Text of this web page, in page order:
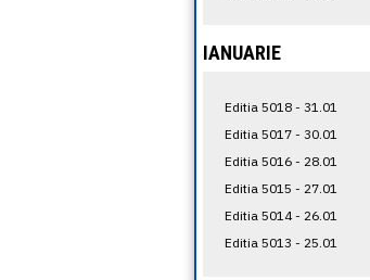
IANUARIE
Editia 5018 - 31.01
Editia 5017 - 30.01
Editia 5016 - 28.01
Editia 5015 - 27.01
Editia 5014 - 26.01
Editia 5013 - 25.01